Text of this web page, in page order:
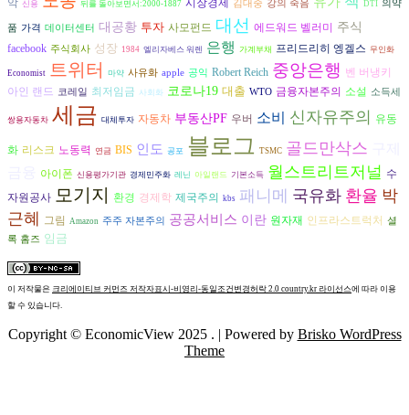
악 신용 뒤를 돌아보면서:2000-1887 시장경제 김대중 강의 죽음 DTI 의약
품 가격 데이터센터 대공황 투자 사모펀드 대선 에드워드 벨러미 주식
facebook 주식회사 성장 1984 엘리자베스 워렌 은행 가계부채 프리드리히 엥겔스 무인화
Economist 트위터 마약 사유화 apple 공익 Robert Reich 중앙은행 벤 버냉키
아인 랜드 코레일 최저임금 사회화 코로나19 대출 WTO 금융자본주의 소설 소득세
쌍용자동차 세금 대체투자 자동차 부동산PF 우버 소비 신자유주의 유동
화 리스크 노동력 연금 BIS 인도 공포 블로그 TSMC 골드만삭스
아이폰 신용평가기관 경제민주화 레닌 아일랜드 기본소득 월스트리트저널 수
자원공사 모기지 환경 경제학 제국주의 kbs 패니메 국유화 환율 박
근혜
그림 Amazon 주주 자본주의 공공서비스 이란 원자재 인프라스트럭처
셜
록 홈즈 임금
이 저작물은 크리에이티브 커먼즈 저작자표시-비영리-동일조건변경허락 2.0 country.kr 라이선스에 따라 이용
할 수 있습니다.
Copyright © EconomicView 2025 . | Powered by Brisko WordPress
Theme